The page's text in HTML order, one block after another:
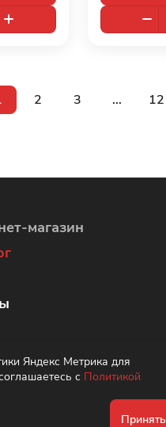
2 3 ... 12
магазин
Яндекс Метрика для
с Политикой
Принять